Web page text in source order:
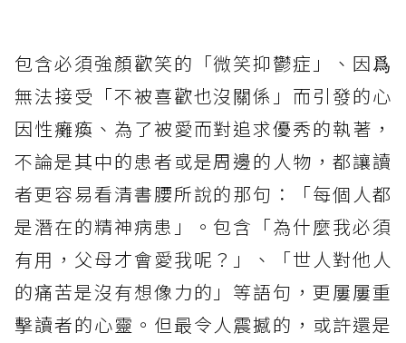
包含必須強顏歡笑的「微笑抑鬱症」、因爲
無法接受「不被喜歡也沒關係」而引發的心
因性癱瘓、為了被愛而對追求優秀的執著，
不論是其中的患者或是周邊的人物，都讓讀
者更容易看清書腰所說的那句：「每個人都
是潛在的精神病患」。包含「為什麼我必須
有用，父母才會愛我呢？」、「世人對他人
的痛苦是沒有想像力的」等語句，更屢屢重
擊讀者的心靈。但最令人震撼的，或許還是